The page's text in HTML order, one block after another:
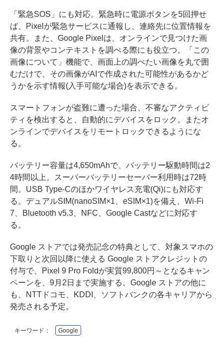
「緊急SOS」にも対応。緊急時に電源ボタンを5回押せ
ば、Pixelが緊急サービスに通報し、連絡先に位置情報を
共有。また、Google Pixelは、オンラインで見つけた画
像の背景やコンテキストを調べる際にも役立つ。「この
画像について」機能で、画面上の調べたい画像を丸で囲
むだけで、その画像がAIで作成された可能性があるかど
うかを示す情報(入手可能な場合)を表示できる。
スマートフォンが盗難に遭った場合、不審なアクティビ
ティを検出すると、自動的にデバイスをロック。またオ
ンラインでデバイスをリモートロックできるようにな
る。
バッテリー容量は4,650mAhで、バッテリー駆動時間は2
4時間以上。スーパーバッテリーセーバー利用時は72時
間。USB Type-Cのほかワイヤレス充電(Qi)にも対応す
る。デュアルSIM(nanoSIM×1、eSIM×1)を備え、Wi-Fi
7、Bluetooth v5.3、NFC、Google Castなどに対応す
る。
Google ストアでは発売記念の特典として、対象スマホの
下取りと次回以降に使える Google ストアクレジットの
付与で、Pixel 9 Pro Foldが実質99,800円～となるキャン
ペーンを、9月2日まで実施する。Google ストアの他に
も、NTTドコモ、KDDI、ソフトバンクの各キャリアから
発売される予定。
キーワード： Google